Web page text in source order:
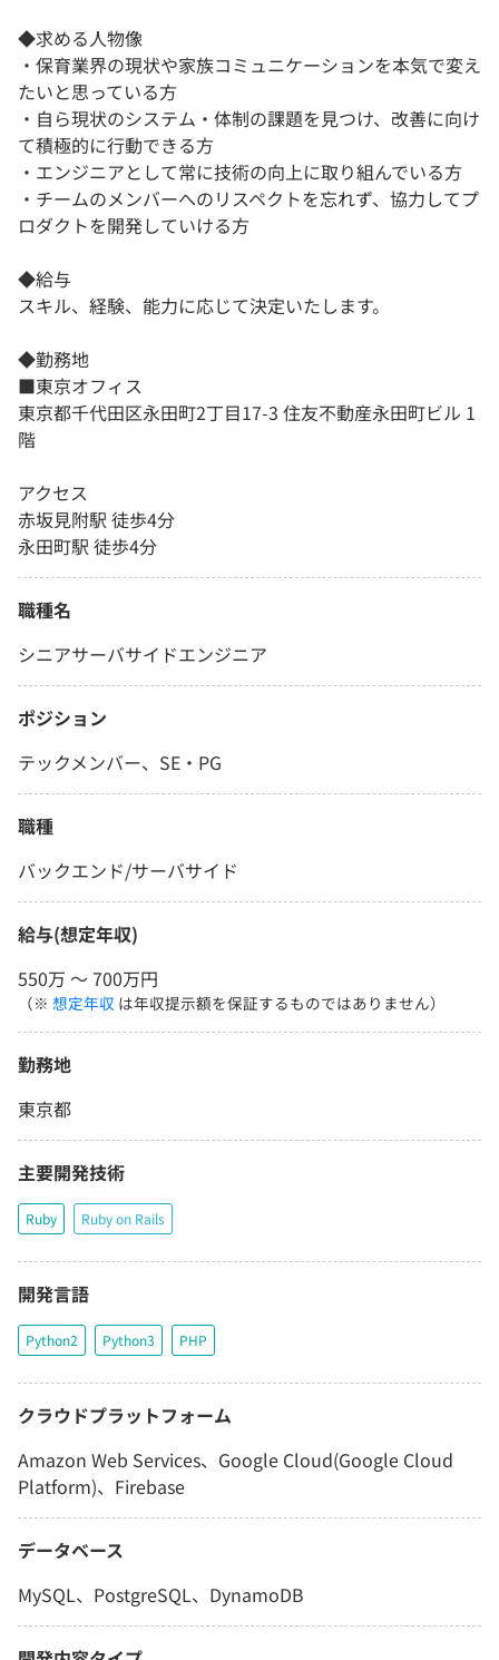
◆求める人物像
・保育業界の現状や家族コミュニケーションを本気で変え
たいと思っている方
・自ら現状のシステム・体制の課題を見つけ、改善に向け
て積極的に行動できる方
・エンジニアとして常に技術の向上に取り組んでいる方
・チームのメンバーへのリスペクトを忘れず、協力してプ
ロダクトを開発していける方
◆給与
スキル、経験、能力に応じて決定いたします。
◆勤務地
■東京オフィス
東京都千代田区永田町2丁目17-3 住友不動産永田町ビル 1
階
アクセス
赤坂見附駅 徒歩4分
永田町駅 徒歩4分
職種名
シニアサーバサイドエンジニア
ポジション
テックメンバー、SE・PG
職種
バックエンド/サーバサイド
給与(想定年収)
550万 〜 700万円
（※ 想定年収 は年収提示額を保証するものではありません）
勤務地
東京都
主要開発技術
Ruby Ruby on Rails
開発言語
Python2 Python3 PHP
クラウドプラットフォーム
Amazon Web Services、Google Cloud(Google Cloud
Platform)、Firebase
データベース
MySQL、PostgreSQL、DynamoDB